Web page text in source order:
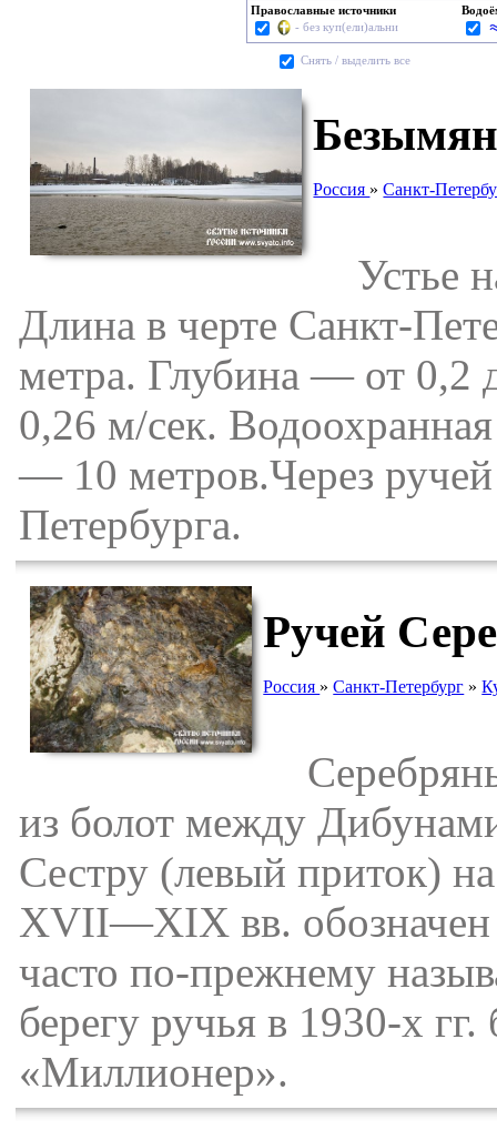
Православные источники
- без куп(ели)альни
Cнять / выделить все
Россия »Санкт-
Устье
Длина в черте Санкт-
метра. Глубина — от 0,2
0,26 м/сек.
— 10 метров.Через
Петербурга.
Ручей
Россия »Санкт-Петербург »
из болот между
Сестру (левый приток)
XVII—XIX вв. обозначен
часто по-прежнему
берегу ручья в 1930-х
«Миллионер».